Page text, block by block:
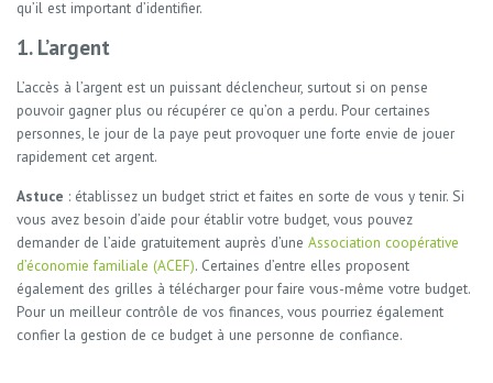
qu’il est important d’identifier.
1. L’argent
L’accès à l’argent est un puissant déclencheur, surtout si on pense
pouvoir gagner plus ou récupérer ce qu’on a perdu. Pour certaines
personnes, le jour de la paye peut provoquer une forte envie de jouer
rapidement cet argent.
Astuce : établissez un budget strict et faites en sorte de vous y tenir. Si
vous avez besoin d’aide pour établir votre budget, vous pouvez
demander de l’aide gratuitement auprès d’une Association coopérative
d’économie familiale (ACEF). Certaines d’entre elles proposent
également des grilles à télécharger pour faire vous-même votre budget.
Pour un meilleur contrôle de vos finances, vous pourriez également
confier la gestion de ce budget à une personne de confiance.